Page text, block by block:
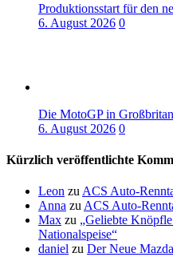
Produktionsstart für den
6. August 2026 0
Die MotoGP in
6. August 2026 0
Kürzlich veröffentlichte
Leon zu ACS Auto-
Anna zu ACS Auto-
Max zu „Geliebte
Nationalspeise“
daniel zu Der Neue